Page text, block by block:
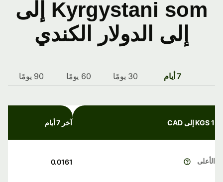
Kyrgystani som إلى
إلى الدولار الكندي
7 أيام 30 يومًا 60 يومًا 90 يومًا
1 KGS إلى CAD آخر 7 أيام
الأعلى 0.0161